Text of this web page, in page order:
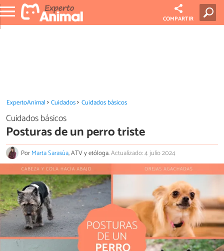
COMPARTIR
ExpertoAnimal Cuidados Cuidados básicos
Cuidados básicos
Posturas de un perro triste
PorMarta Sarasúa, ATV y etóloga.Actualizado: 4 julio 2024